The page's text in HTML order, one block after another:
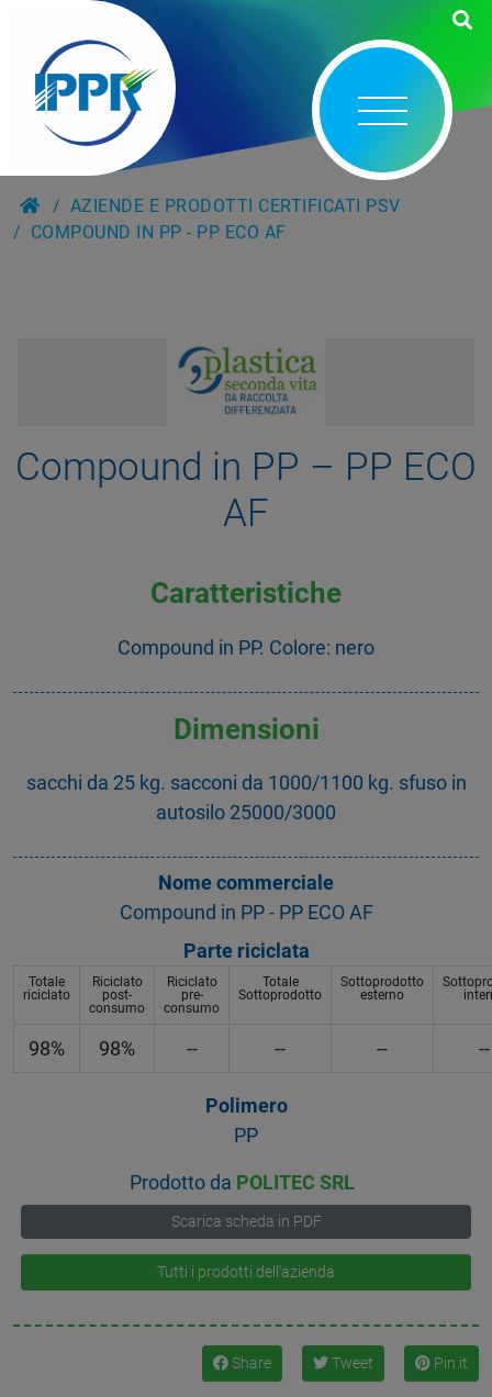
AZIENDE E PRODOTTI CERTIFICATI PSV
COMPOUND IN PP - PP ECO AF
Compound in PP – PP ECO
AF
Caratteristiche
Compound in PP. Colore: nero
Dimensioni
sacchi da 25 kg. sacconi da 1000/1100 kg. sfuso in
autosilo 25000/3000
Nome commerciale
Compound in PP - PP ECO AF
Parte riciclata
Totale
riciclato
Riciclato
post-
consumo
Riciclato
pre-
consumo
Totale
Sottoprodotto
Sottoprodotto
esterno
98% 98% -- -- -- --
Polimero
PP
Prodotto da POLITEC SRL
Scarica scheda in PDF
Tutti i prodotti dell'azienda
Share Tweet Pin it